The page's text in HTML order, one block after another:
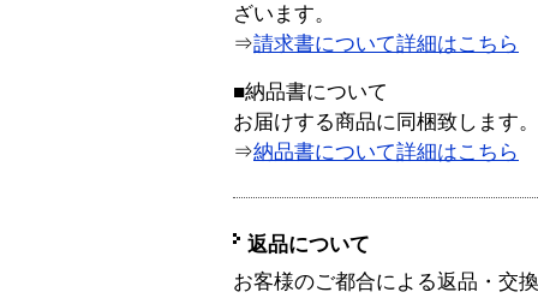
ざいます。
⇒請求書について詳細はこちら
■納品書について
お届けする商品に同梱致します。
⇒納品書について詳細はこちら
返品について
お客様のご都合による返品・交